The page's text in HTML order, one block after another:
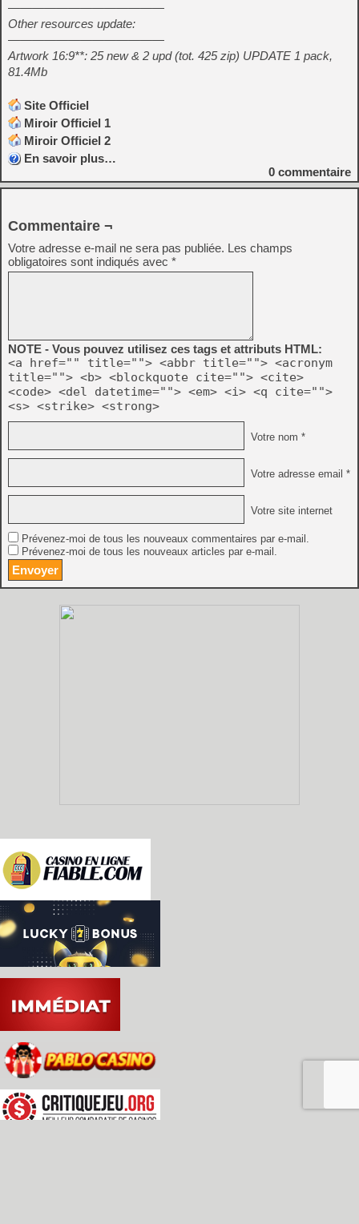
—————————————
Other resources update:
—————————————
Artwork 16:9**: 25 new & 2 upd (tot. 425 zip) UPDATE 1 pack,
81.4Mb
Site Officiel
Miroir Officiel 1
Miroir Officiel 2
En savoir plus…
0 commentaire
Commentaire ¬
Votre adresse e-mail ne sera pas publiée. Les champs
obligatoires sont indiqués avec *
NOTE - Vous pouvez utilisez ces tags et attributs HTML:
<a href="" title=""> <abbr title=""> <acronym
title=""> <b> <blockquote cite=""> <cite>
<code> <del datetime=""> <em> <i> <q cite="">
<s> <strike> <strong>
Votre nom *
Votre adresse email *
Votre site internet
Prévenez-moi de tous les nouveaux commentaires par e-mail.
Prévenez-moi de tous les nouveaux articles par e-mail.